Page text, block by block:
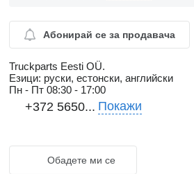
Абонирай се за продавача
Truckparts Eesti OÜ.
Езици: руски, естонски, английски
Пн - Пт 08:30 - 17:00
+372 5650... Покажи
Обадете ми се